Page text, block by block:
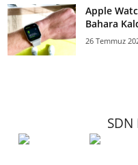
Apple
Bahara
26 Temmuz
SDN